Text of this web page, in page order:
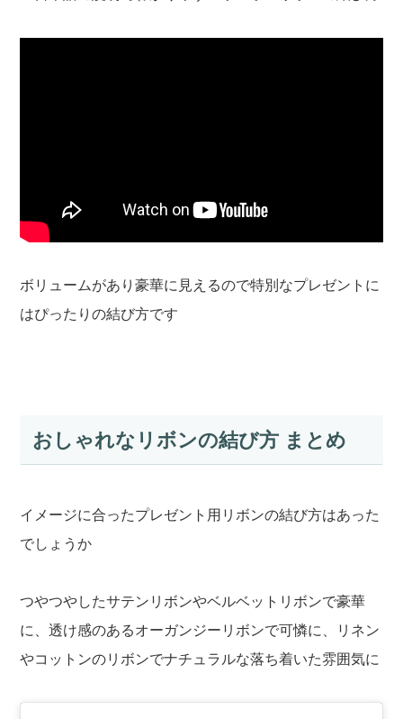
ボリュームがあり豪華に見えるので特別なプレゼントに
はぴったりの結び方です
おしゃれなリボンの結び方 まとめ
イメージに合ったプレゼント用リボンの結び方はあった
でしょうか
つやつやしたサテンリボンやベルベットリボンで豪華
に、透け感のあるオーガンジーリボンで可憐に、リネン
やコットンのリボンでナチュラルな落ち着いた雰囲気に